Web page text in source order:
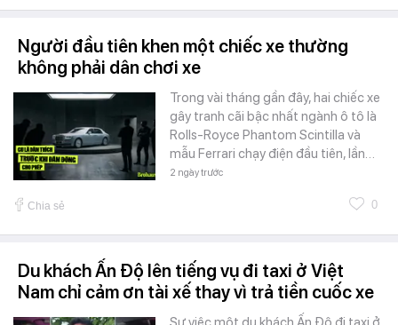
Người đầu tiên khen một chiếc xe thường
không phải dân chơi xe
Trong vài tháng gần đây, hai chiếc xe
gây tranh cãi bậc nhất ngành ô tô là
Rolls-Royce Phantom Scintilla và
mẫu Ferrari chạy điện đầu tiên, lần…
2 ngày trước
Chia sẻ 0
Du khách Ấn Độ lên tiếng vụ đi taxi ở Việt
Nam chỉ cảm ơn tài xế thay vì trả tiền cuốc xe